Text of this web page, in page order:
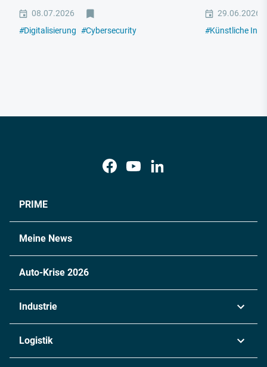
08.07.2026
#Digitalisierung #Cybersecurity
29.06.2026
#Künstliche
PRIME
Meine News
Auto-Krise 2026
Industrie
Logistik